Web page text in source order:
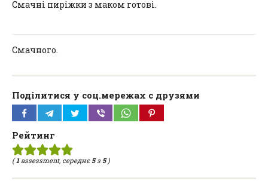
Смачні пиріжки з маком готові.
Смачного.
Поділитися у соц.мережах с друзями
Рейтинг
(1assessment, середнє5з 5)